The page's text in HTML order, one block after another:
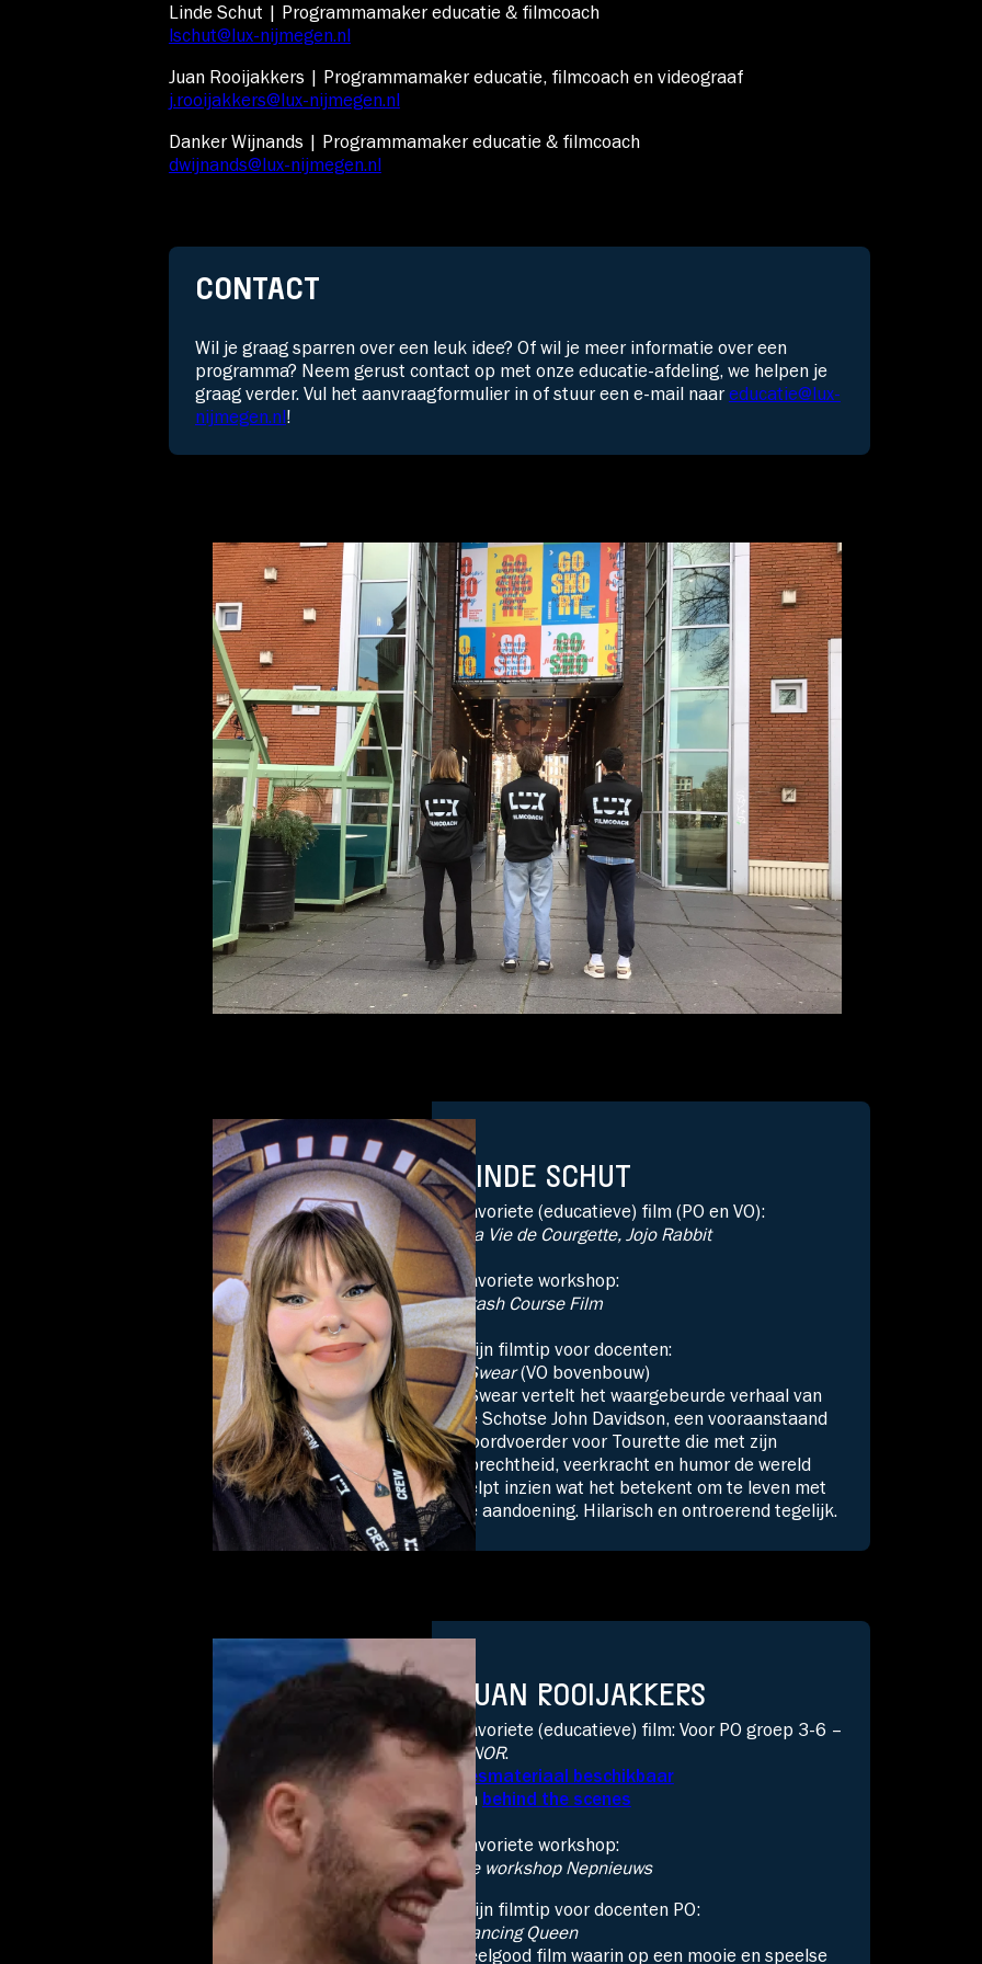
Linde Schut | Programmamaker educatie & filmcoach
lschut@lux-nijmegen.nl
Juan Rooijakkers | Programmamaker educatie, filmcoach en videograaf
j.rooijakkers@lux-nijmegen.nl
Danker Wijnands | Programmamaker educatie & filmcoach
dwijnands@lux-nijmegen.nl
CONTACT
Wil je graag sparren over een leuk idee? Of wil je meer informatie over een
programma? Neem gerust contact op met onze educatie-afdeling, we helpen je
graag verder. Vul het aanvraagformulierin of stuur een e-mail naareducatie@lux-
nijmegen.nl!
LINDE SCHUT
Favoriete (educatieve) film(PO en VO):
Ma Viede Courgette, Jojo Rabbit
Favoriete workshop:
Crash Course Film
Mijn filmtip voor docenten:
I Swear(VO bovenbouw)
I Swear vertelt het waargebeurde verhaal van
de Schotse John Davidson, een vooraanstaand
woordvoerder voor Tourette die met zijn
oprechtheid, veerkracht en humor de wereld
helpt inzien wat het betekent om te leven met
de aandoening. Hilarisch en ontroerend tegelijk.
JUAN ROOIJAKKERS
Favoriete (educatieve) film: Voor PO groep 3-6 –
KNOR.
Lesmateriaal beschikbaar
en behind the scenes
Favoriete workshop:
De workshop Nepnieuws
Mijn filmtip voor docenten PO:
Dancing Queen
Feelgoodfilm waarin op een mooie en speelse